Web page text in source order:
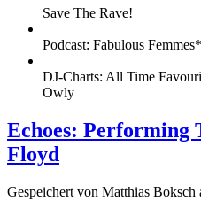
Save The Rave!
Podcast: Fabulous
DJ-Charts: All Time
Owly
Echoes: Performing
Floyd
Gespeichert von Matthias Boksch